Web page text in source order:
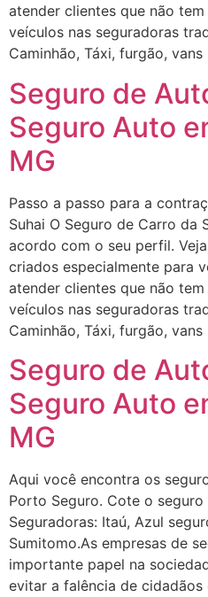
atender clientes que não
veículos nas seguradoras
Caminhão, Táxi, furgão,
Seguro de
Seguro Auto
MG
Passo a passo para a
Suhai O Seguro de Carro da
acordo com o seu perfil.
criados especialmente para
atender clientes que não
veículos nas seguradoras
Caminhão, Táxi, furgão,
Seguro de
Seguro Auto
MG
Aqui você encontra os
Porto Seguro. Cote o
Seguradoras: Itaú, Azul
Sumitomo.As empresas de
importante papel na
evitar a falência de cidadãos